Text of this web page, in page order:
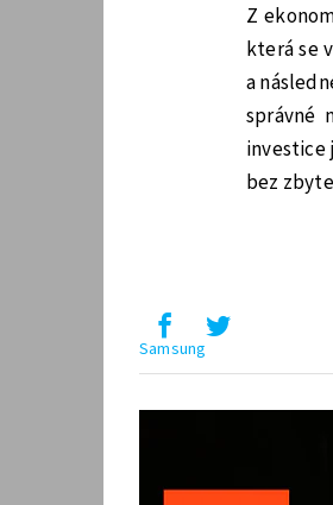
Z
která se
a
správné
investice
bez
Samsung